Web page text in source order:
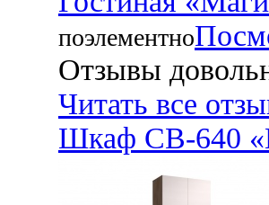
поэлементно
Отзывы
Читать все
Шкаф СВ-640